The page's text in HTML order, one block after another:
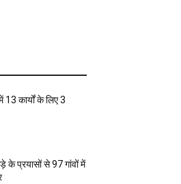
13 कार्यों के लिए 3
के प्रयासों से 97 गांवों में